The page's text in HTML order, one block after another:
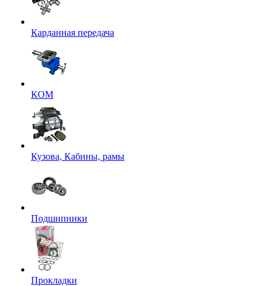
Карданная передача
КОМ
Кузова, Кабины, рамы
Подшипники
Прокладки